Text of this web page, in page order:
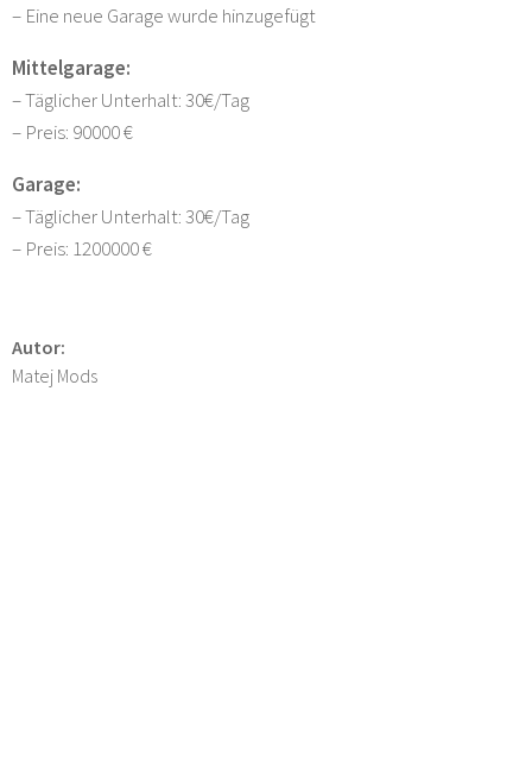
– Eine neue Garage wurde hinzugefügt
Mittelgarage:
– Täglicher Unterhalt: 30€/Tag
– Preis: 90000 €
Garage:
– Täglicher Unterhalt: 30€/Tag
– Preis: 1200000 €
Autor:
Matej Mods